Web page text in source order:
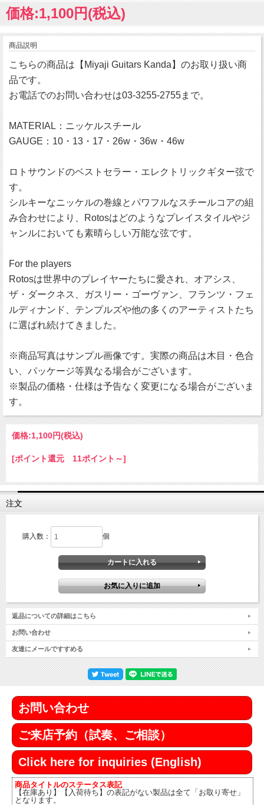
価格:1,100円(税込)
商品説明
こちらの商品は【Miyaji Guitars Kanda】のお取り扱い商
品です。
お電話でのお問い合わせは03-3255-2755まで。
MATERIAL：ニッケルスチール
GAUGE：10・13・17・26w・36w・46w
ロトサウンドのベストセラー・エレクトリックギター弦で
す。
シルキーなニッケルの巻線とパワフルなスチールコアの組
み合わせにより、Rotosはどのようなプレイスタイルやジ
ャンルにおいても素晴らしい万能な弦です。
For the players
Rotosは世界中のプレイヤーたちに愛され、オアシス、
ザ・ダークネス、ガスリー・ゴーヴァン、フランツ・フェ
ルディナンド、テンプルズや他の多くのアーティストたち
に選ばれ続けてきました。
※商品写真はサンプル画像です。実際の商品は木目・色合
い、パッケージ等異なる場合がございます。
※製品の価格・仕様は予告なく変更になる場合がございま
す。
価格:1,100円(税込)
[ポイント還元 11ポイント～]
注文
購入数： 個
返品についての詳細はこちら
お問い合わせ
友達にメールですすめる
お問い合わせ
ご来店予約（試奏、ご相談）
Click here for inquiries (English)
商品タイトルのステータス表記
【在庫あり】【入荷待ち】の表記がない製品は全て「お取り寄せ」
となります。